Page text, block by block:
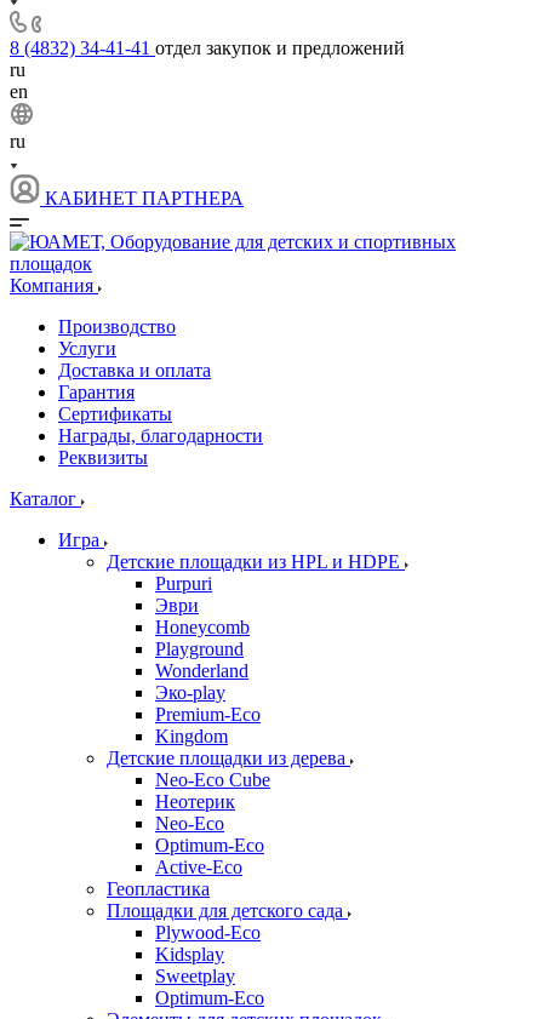
8 (4832) 34-41-41 отдел закупок и предложений
ru
en
ru
КАБИНЕТ ПАРТНЕРА
Компания
Производство
Услуги
Доставка и оплата
Гарантия
Сертификаты
Награды, благодарности
Реквизиты
Каталог
Игра
Детские площадки из HPL и HDPE
Purpuri
Эври
Honeycomb
Playground
Wonderland
Эко-play
Premium-Eco
Kingdom
Детские площадки из дерева
Neo-Eco Cube
Неотерик
Neo-Eco
Оptimum-Еco
Active-Eco
Геопластика
Площадки для детского сада
Plywood-Eco
Kidsplay
Sweetplay
Оptimum-Еco